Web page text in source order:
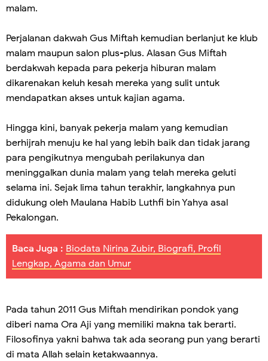
malam.
Perjalanan dakwah Gus Miftah kemudian berlanjut ke klub
malam maupun salon plus-plus. Alasan Gus Miftah
berdakwah kepada para pekerja hiburan malam
dikarenakan keluh kesah mereka yang sulit untuk
mendapatkan akses untuk kajian agama.
Hingga kini, banyak pekerja malam yang kemudian
berhijrah menuju ke hal yang lebih baik dan tidak jarang
para pengikutnya mengubah perilakunya dan
meninggalkan dunia malam yang telah mereka geluti
selama ini. Sejak lima tahun terakhir, langkahnya pun
didukung oleh Maulana Habib Luthfi bin Yahya asal
Pekalongan.
Baca Juga : Biodata Nirina Zubir, Biografi, Profil
Lengkap, Agama dan Umur
Pada tahun 2011 Gus Miftah mendirikan pondok yang
diberi nama Ora Aji yang memiliki makna tak berarti.
Filosofinya yakni bahwa tak ada seorang pun yang berarti
di mata Allah selain ketakwaannya.